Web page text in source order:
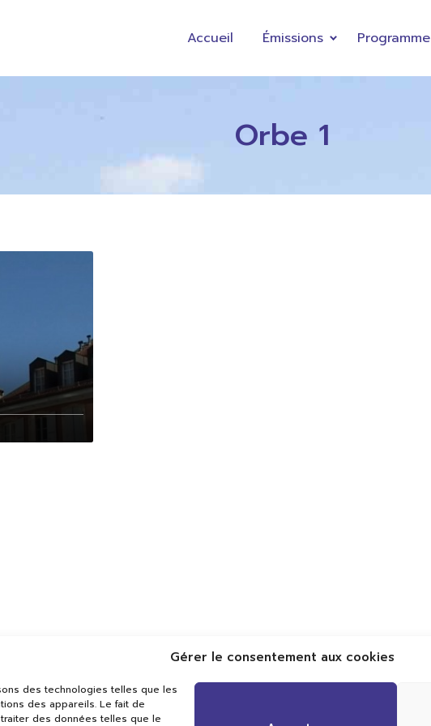
Gérer le consentement aux cookies
des technologies telles que les
des appareils. Le fait de
des données telles que le
Accueil Émissions Programme
Orbe 1
Val TV